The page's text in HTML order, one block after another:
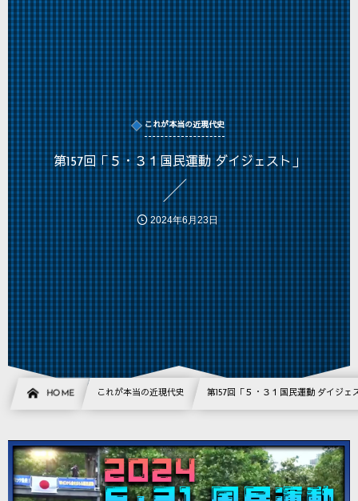
これが本当の近現代史
第157回「５・３１国民運動 ダイジェスト」
2024年6月23日
HOME これが本当の近現代史 第157回「５・３１国民運動 ダイジェ